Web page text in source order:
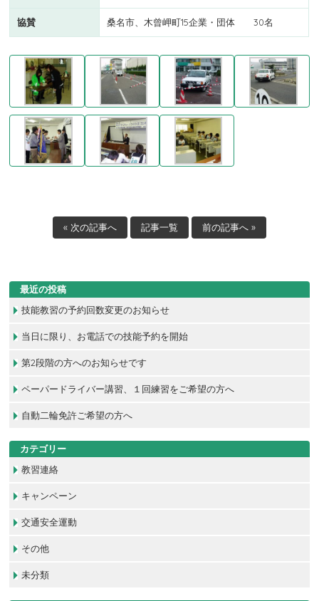
協賛 桑名市、木曾岬町15企業・団体 30名
« 次の記事へ 記事一覧 前の記事へ »
最近の投稿
技能教習の予約回数変更のお知らせ
当日に限り、お電話での技能予約を開始
第2段階の方へのお知らせです
ペーパードライバー講習、１回練習をご希望の方へ
自動二輪免許ご希望の方へ
カテゴリー
教習連絡
キャンペーン
交通安全運動
その他
未分類